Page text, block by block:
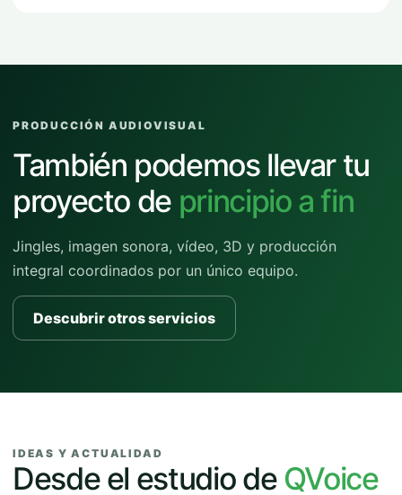
PRODUCCIÓN AUDIOVISUAL
También podemos llevar tu
proyecto de principio a fin
Jingles, imagen sonora, vídeo, 3D y producción
integral coordinados por un único equipo.
Descubrir otros servicios
IDEAS Y ACTUALIDAD
Desde el estudio de QVoice